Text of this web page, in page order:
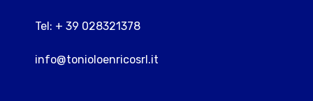
Tel: + 39 028321378
info@tonioloenricosrl.it